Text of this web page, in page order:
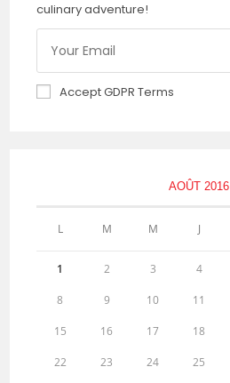
culinary adventure!
Accept GDPR Terms
AOÛT 2016
L M M J
1 2 3 4
8 9 10 11
15 16 17 18
22 23 24 25